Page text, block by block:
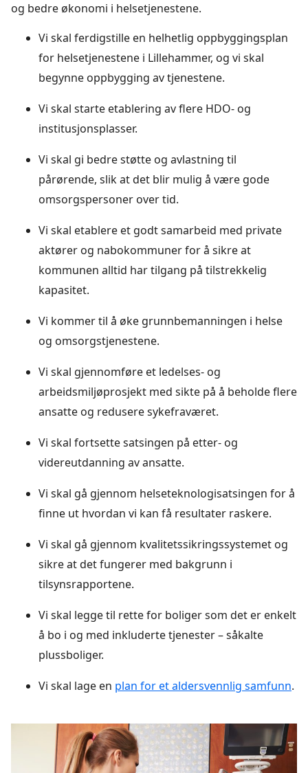
og bedre økonomi i helsetjenestene.
Vi skal ferdigstille en helhetlig oppbyggingsplan
for helsetjenestene i Lillehammer, og vi skal
begynne oppbygging av tjenestene.
Vi skal starte etablering av flere HDO- og
institusjonsplasser.
Vi skal gi bedre støtte og avlastning til
pårørende, slik at det blir mulig å være gode
omsorgspersoner over tid.
Vi skal etablere et godt samarbeid med private
aktører og nabokommuner for å sikre at
kommunen alltid har tilgang på tilstrekkelig
kapasitet.
Vi kommer til å øke grunnbemanningen i helse
og omsorgstjenestene.
Vi skal gjennomføre et ledelses- og
arbeidsmiljøprosjekt med sikte på å beholde flere
ansatte og redusere sykefraværet.
Vi skal fortsette satsingen på etter- og
videreutdanning av ansatte.
Vi skal gå gjennom helseteknologisatsingen for å
finne ut hvordan vi kan få resultater raskere.
Vi skal gå gjennom kvalitetssikringssystemet og
sikre at det fungerer med bakgrunn i
tilsynsrapportene.
Vi skal legge til rette for boliger som det er enkelt
å bo i og med inkluderte tjenester – såkalte
plussboliger.
Vi skal lage en plan for et aldersvennlig samfunn.